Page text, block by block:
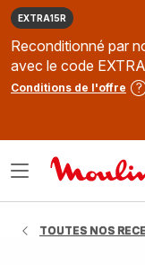
EXTRA15R
Reconditionné par
avec le code
Conditions de l'offre
Ouvrir
TOUTES NOS